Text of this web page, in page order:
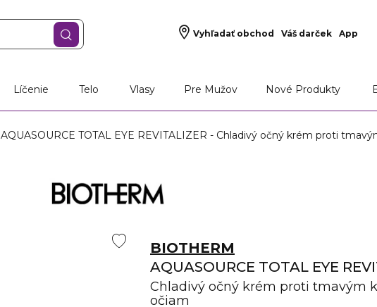
Vyhľadať obchod Váš darček App
Líčenie Telo Vlasy Pre Mužov Nové Produkty
AQUASOURCE TOTAL EYE REVITALIZER - Chladivý očný krém proti
BIOTHERM
AQUASOURCE TOTAL EYE
Chladivý očný krém proti tmavým
očiam